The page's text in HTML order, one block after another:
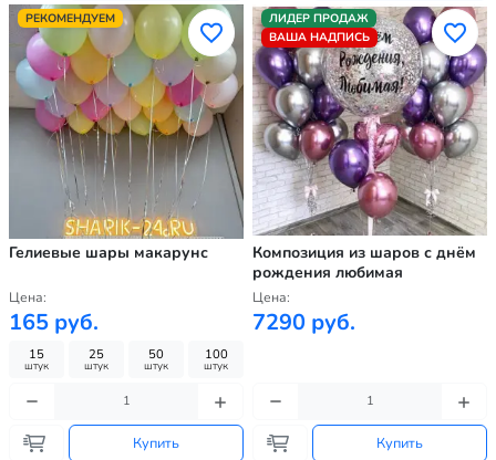
РЕКОМЕНДУЕМ
Гелиевые шары макарунс
Цена:
165 руб.
15
штук
25
штук
50
штук
100
штук
Купить
ЛИДЕР ПРОДАЖ
ВАША НАДПИСЬ
Композиция из шаров с днём
рождения любимая
Цена:
7290 руб.
Купить